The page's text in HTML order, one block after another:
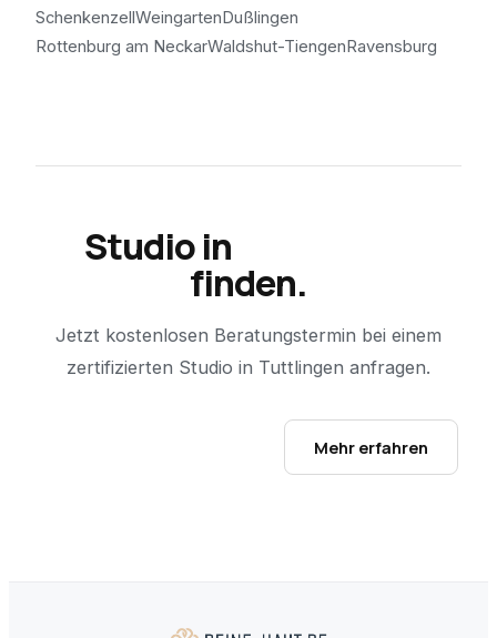
SchenkenzellWeingartenDußlingen
Rottenburg am NeckarWaldshut-TiengenRavensburg
Studio in
finden.
Jetzt kostenlosen Beratungstermin bei einem
zertifizierten Studio in Tuttlingen anfragen.
Mehr erfahren